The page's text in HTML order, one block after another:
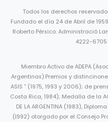
Todos los derechos
Fundado el día 24 de Abril de
Roberto Pérsico. Administració
4222-6705
Miembro Activo de ADEPA
Argentinas).Premios y
ASIS ” (1975, 1993 y 2006); de
Costa Rica, 1984); Medalla de la
DE LA ARGENTINA (1983),
(|992) otorgado por el Consejo